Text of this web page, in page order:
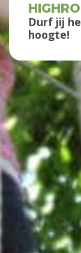
Durf jij
hoogte!